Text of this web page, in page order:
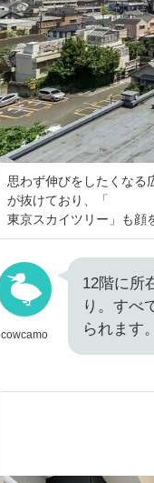
思わず伸びをしたくなる
が抜けており、「
東京スカイツリー」も顔
cowcamo
12階に所
り。すべ
られます。